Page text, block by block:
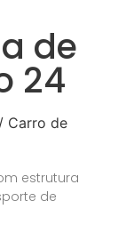
de
24
/ Carro de
estrutura
de